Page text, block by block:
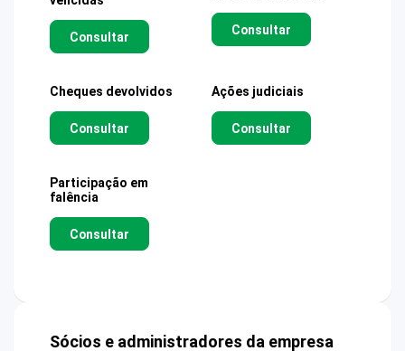
Consultar Consultar
Cheques devolvidos
Consultar
Ações judiciais
Consultar
Participação em
falência
Consultar
Sócios e administradores da empresa